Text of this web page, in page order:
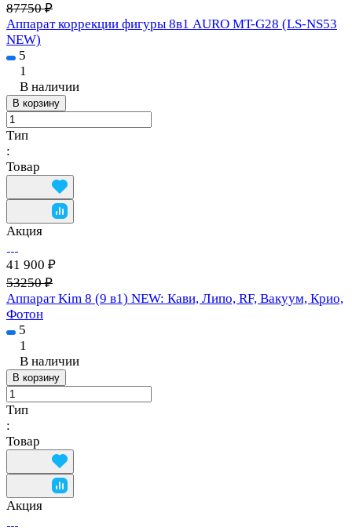
87750 ₽
Аппарат коррекции фигуры 8в1 AURO MT-G28 (LS-NS53
NEW)
5
1
В наличии
В корзину
Тип
:
Товар
Акция
41 900 ₽
53250 ₽
Аппарат Kim 8 (9 в1) NEW: Кави, Липо, RF, Вакуум, Крио,
Фотон
5
1
В наличии
В корзину
Тип
:
Товар
Акция